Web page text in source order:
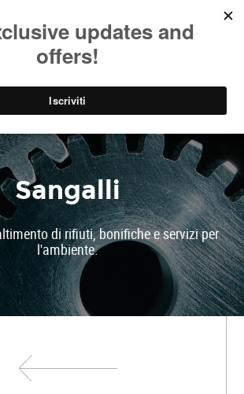
EN
Sangalli
di rifiuti, bonifiche e servizi per
l'ambiente.